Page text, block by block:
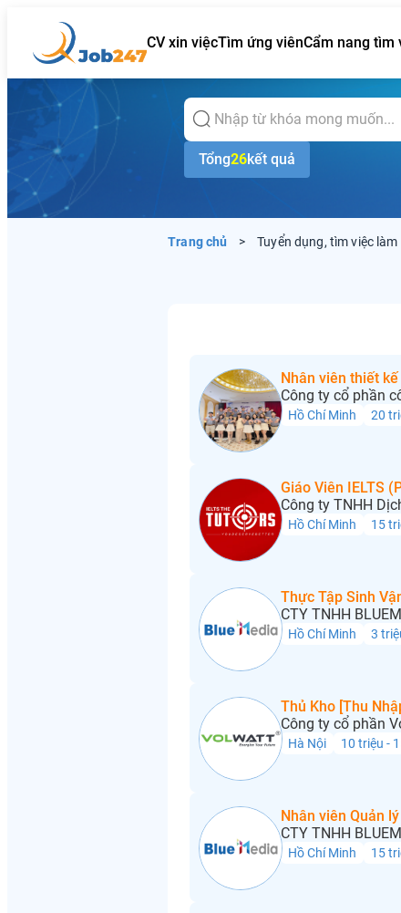
CV xin việcTìm ứng viênCẩm nang tìm
Tổng26kết quả
Trang chủ > Tuyển dụng, tìm việc làm
Nhân viên thiết
Công ty cổ phần
Hồ Chí Minh 20
Giáo Viên IELTS
Công ty TNHH
Hồ Chí Minh 15
Thực Tập Sinh
CTY TNHH
Hồ Chí Minh 3
Thủ Kho [Thu
Công ty cổ phần
Hà Nội 10 triệu -
Nhân viên Quản
CTY TNHH
Hồ Chí Minh 15